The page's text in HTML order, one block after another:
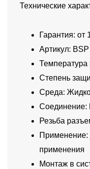
Технические
Гарантия: от
Артикул:
Температура
Степень
Среда:
Соединение:
Резьба
применения
Монтаж в